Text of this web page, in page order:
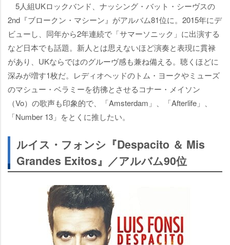
5人組UKロックバンド、ナッシング・バット・シーヴスの
2nd『ブロークン・マシーン』がアルバム81位に。2015年にデ
ビューし、同年から2年連続で「サマーソニック」に出演する
など日本でも話題。新人とは思えないほど演奏と表現に貫禄
があり、UKならではのグルーヴ感も兼ね備える。聴くほどに
深みが増す1枚だ。レディオヘッドのトム・ヨークやミューズ
のマシュー・ベラミーを彷彿とさせるコナー・メイソン
（Vo）の歌声も印象的で、「Amsterdam」、「Afterlife」、
「Number 13」をとくに推したい。
ルイス・フォンシ『Despacito ＆ Mis
Grandes Exitos』／アルバム90位